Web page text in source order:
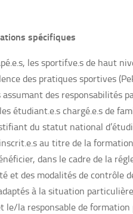
spécifiques
les sportif.ve.s de haut
des pratiques sportives
assumant des responsabilités
étudiant.e.s chargé.e.s de
du statut national
au titre de la
dans le cadre de la
et des modalités de contrôle
à la situation
le/la responsable de